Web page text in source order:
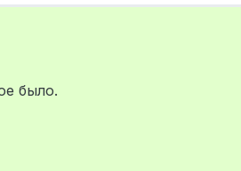
было.